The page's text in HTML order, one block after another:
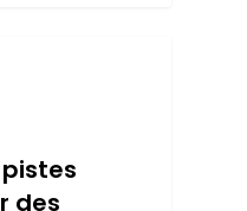
des